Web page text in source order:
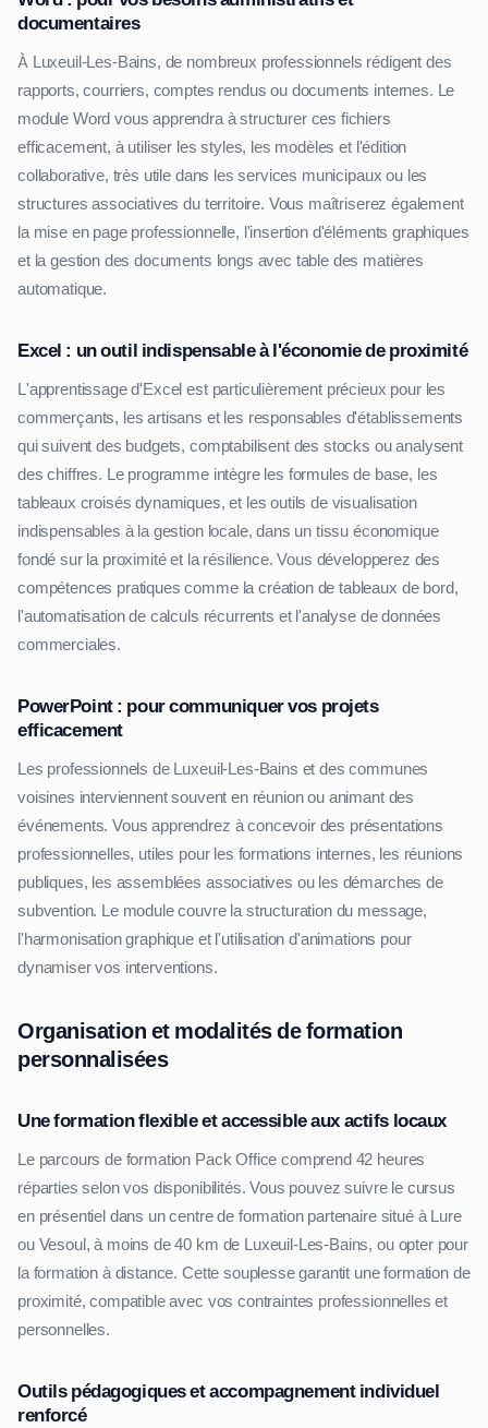
documentaires
À Luxeuil-Les-Bains, de nombreux professionnels rédigent des
rapports, courriers, comptes rendus ou documents internes. Le
module Word vous apprendra à structurer ces fichiers
efficacement, à utiliser les styles, les modèles et l'édition
collaborative, très utile dans les services municipaux ou les
structures associatives du territoire. Vous maîtriserez également
la mise en page professionnelle, l'insertion d'éléments graphiques
et la gestion des documents longs avec table des matières
automatique.
Excel : un outil indispensable à l'économie de proximité
L'apprentissage d'Excel est particulièrement précieux pour les
commerçants, les artisans et les responsables d'établissements
qui suivent des budgets, comptabilisent des stocks ou analysent
des chiffres. Le programme intègre les formules de base, les
tableaux croisés dynamiques, et les outils de visualisation
indispensables à la gestion locale, dans un tissu économique
fondé sur la proximité et la résilience. Vous développerez des
compétences pratiques comme la création de tableaux de bord,
l'automatisation de calculs récurrents et l'analyse de données
commerciales.
PowerPoint : pour communiquer vos projets
efficacement
Les professionnels de Luxeuil-Les-Bains et des communes
voisines interviennent souvent en réunion ou animant des
événements. Vous apprendrez à concevoir des présentations
professionnelles, utiles pour les formations internes, les réunions
publiques, les assemblées associatives ou les démarches de
subvention. Le module couvre la structuration du message,
l'harmonisation graphique et l'utilisation d'animations pour
dynamiser vos interventions.
Organisation et modalités de formation
personnalisées
Une formation flexible et accessible aux actifs locaux
Le parcours de formation Pack Office comprend 42 heures
réparties selon vos disponibilités. Vous pouvez suivre le cursus
en présentiel dans un centre de formation partenaire situé à Lure
ou Vesoul, à moins de 40 km de Luxeuil-Les-Bains, ou opter pour
la formation à distance. Cette souplesse garantit une formation de
proximité, compatible avec vos contraintes professionnelles et
personnelles.
Outils pédagogiques et accompagnement individuel
renforcé